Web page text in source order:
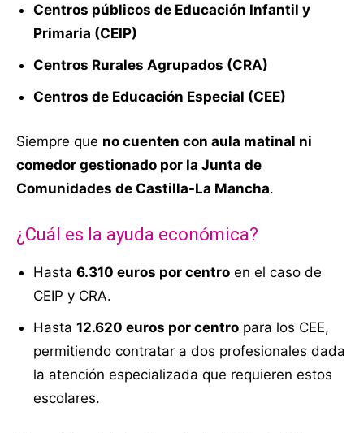
Centros públicos de Educación Infantil y
Primaria (CEIP)
Centros Rurales Agrupados (CRA)
Centros de Educación Especial (CEE)
Siempre que no cuenten con aula matinal ni
comedor gestionado por la Junta de
Comunidades de Castilla-La Mancha.
¿Cuál es la ayuda económica?
Hasta 6.310 euros por centro en el caso de
CEIP y CRA.
Hasta 12.620 euros por centro para los CEE,
permitiendo contratar a dos profesionales dada
la atención especializada que requieren estos
escolares.